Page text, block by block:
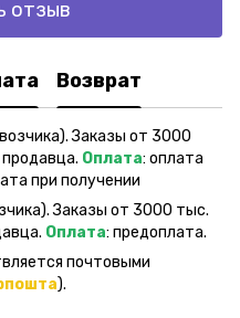
отзыв
Возврат
Заказы от 3000
Оплата: оплата
при получении
Заказы от 3000 тыс.
Оплата: предоплата.
почтовыми
).